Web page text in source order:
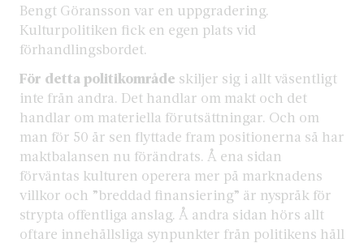
Bengt Göransson var en uppgradering.
Kulturpolitiken fick en egen plats vid
förhandlingsbordet.
För detta politikområde skiljer sig i allt väsentligt
inte från andra. Det handlar om makt och det
handlar om materiella förutsättningar. Och om
man för 50 år sen flyttade fram positionerna så har
maktbalansen nu förändrats. Å ena sidan
förväntas kulturen operera mer på marknadens
villkor och ”breddad finansiering” är nyspråk för
strypta offentliga anslag. Å andra sidan hörs allt
oftare innehållsliga synpunkter från politikens håll